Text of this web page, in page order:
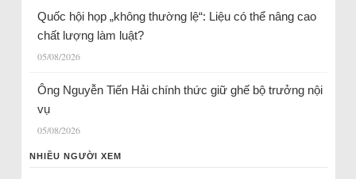
Quốc hội họp „không thường lệ“: Liệu có thể nâng cao
chất lượng làm luật?
05/08/2026
Ông Nguyễn Tiến Hải chính thức giữ ghế bộ trưởng nội
vụ
05/08/2026
NHIỀU NGƯỜI XEM